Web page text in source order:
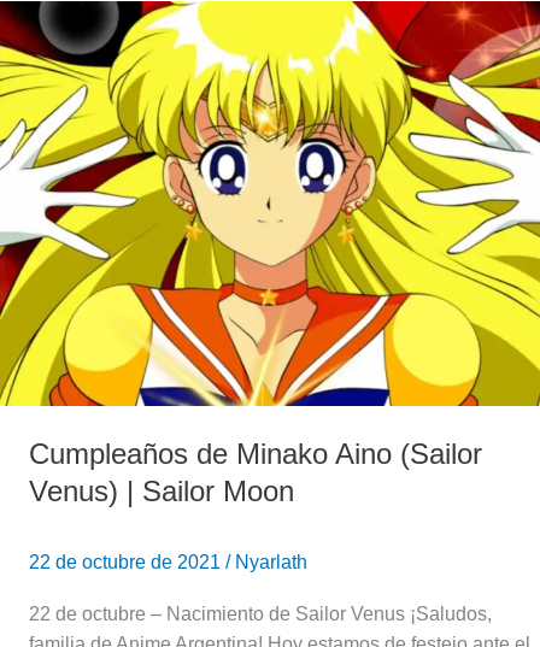
Cumpleaños de Minako Aino (Sailor
Venus) | Sailor Moon
22 de octubre de 2021 / Nyarlath
22 de octubre – Nacimiento de Sailor Venus ¡Saludos,
Cumpleaños
de
Minako
Aino
(Sailor
Venus)
Sailor
Moon